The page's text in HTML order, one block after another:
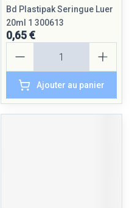
Bd Plastipak Seringue Luer
20ml 1 300613
0,65 €
Ajouter au panier